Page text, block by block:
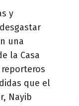
y
una
la Casa
que el
Nayib